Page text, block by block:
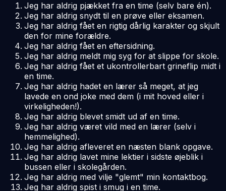
Jeg har aldrig pjækket fra en time (selv bare én).
Jeg har aldrig snydt til en prøve eller eksamen.
Jeg har aldrig fået en rigtig dårlig karakter og skjult
den for mine forældre.
Jeg har aldrig fået en eftersidning.
Jeg har aldrig meldt mig syg for at slippe for skole.
Jeg har aldrig fået et ukontrollerbart grineflip midt i
en time.
Jeg har aldrig hadet en lærer så meget, at jeg
lavede en ond joke med dem (i mit hoved eller i
virkeligheden!).
Jeg har aldrig blevet smidt ud af en time.
Jeg har aldrig været vild med en lærer (selv i
hemmelighed).
Jeg har aldrig afleveret en næsten blank opgave.
Jeg har aldrig lavet mine lektier i sidste øjeblik i
bussen eller i skolegården.
Jeg har aldrig med vilje "glemt" min kontaktbog.
Jeg har aldrig spist i smug i en time.